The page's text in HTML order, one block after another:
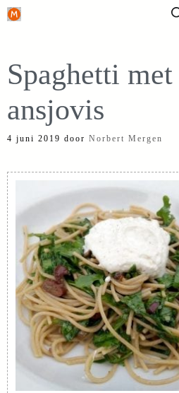
Ga
inhoud
Spaghetti
ansjovis
4 juni 2019 door Norbert Mergen